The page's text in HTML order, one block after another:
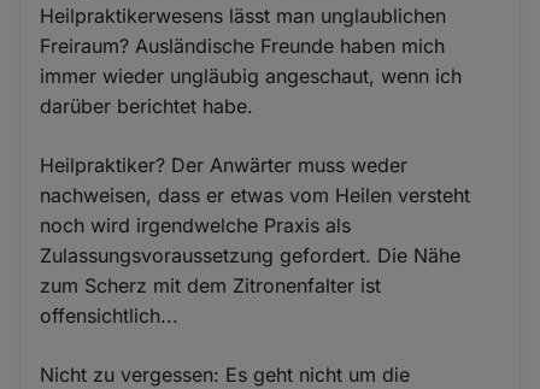
Heilpraktikerwesens lässt man unglaublichen
Freiraum? Ausländische Freunde haben mich
immer wieder ungläubig angeschaut, wenn ich
darüber berichtet habe.
Heilpraktiker? Der Anwärter muss weder
nachweisen, dass er etwas vom Heilen versteht
noch wird irgendwelche Praxis als
Zulassungsvoraussetzung gefordert. Die Nähe
zum Scherz mit dem Zitronenfalter ist
offensichtlich...
Nicht zu vergessen: Es geht nicht um die